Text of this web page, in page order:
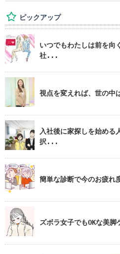
ピックアップ
いつでもわたしは前を向
社...
視点を変えれば、世の
入社後に家探しを始める
択...
簡単な診断で今のお疲れ
ズボラ女子でもOKな美脚